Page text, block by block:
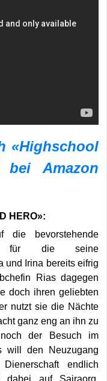
«Highschool
Amazon
HERO»:
die bevorstehende
für die seine
und Irina bereits eifrig
Rias dagegen
doch ihren geliebten
nutzt sie die Nächte
ganz eng an ihn zu
der Besuch im
will den Neuzugang
endlich
dabei auf Sairaorg,